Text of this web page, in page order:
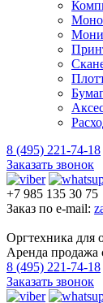
8 (495) 221-74-18
Заказать звонок
+7 985 135 30 75
Заказ по e-mail:
Оргтехника для
Аренда продажа
8 (495) 221-74-18
Заказать звонок